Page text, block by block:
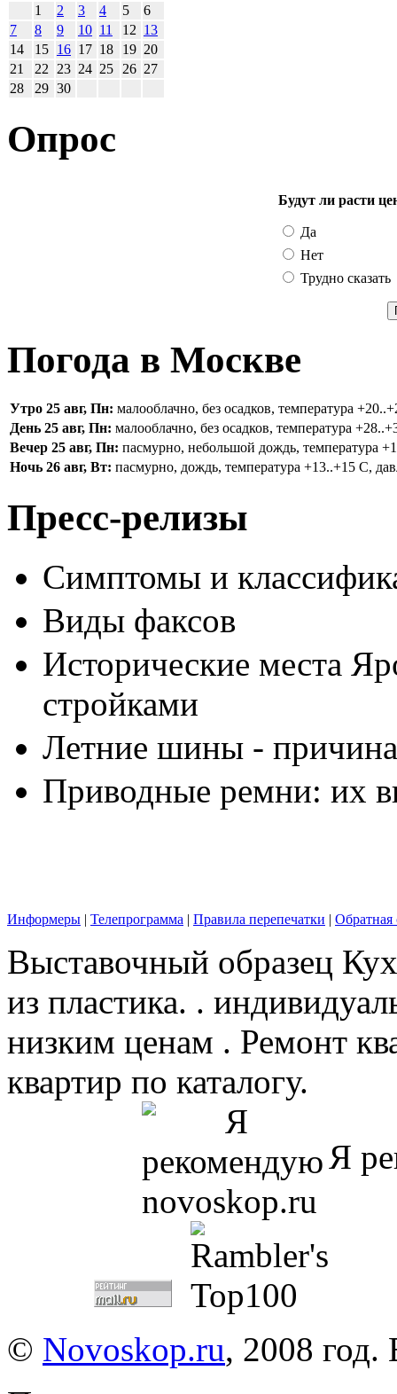
1
2 3 4 5
6
7
8 9 10 11 12 13
14
15 16 17 18 19 20
21
22 23 24 25 26 27
28
29 30
Опрос
Будут ли расти
Да
Нет
Трудно сказать
Погода в Москве
Утро 25 авг, Пн: малооблачно, без осадков, температура
День 25 авг, Пн: малооблачно, без осадков, температура
Вечер 25 авг, Пн: пасмурно, небольшой дождь, температура
Ночь 26 авг, Вт: пасмурно, дождь, температура +13..+15 С,
Пресс-релизы
Симптомы и
Виды факсов
Исторические места
стройками
Летние шины -
Приводные ремни: их
Информеры | Телепрограмма | Правила перепечатки | Обратная
Выставочный образец
из пластика. .
низким ценам . Ремонт
квартир по каталогу.
Я
© Novoskop.ru, 2008